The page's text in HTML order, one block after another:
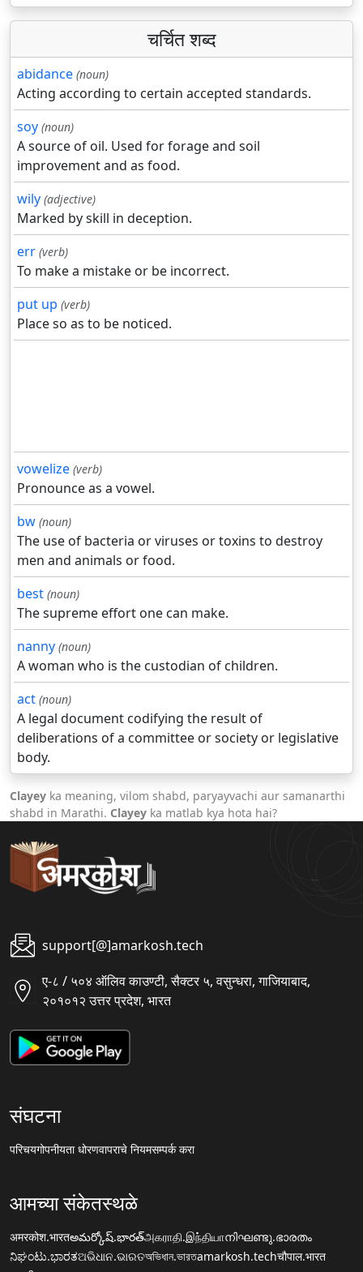
चर्चित शब्द
abidance (noun)
Acting according to certain accepted standards.
soy (noun)
A source of oil. Used for forage and soil
improvement and as food.
wily (adjective)
Marked by skill in deception.
err (verb)
To make a mistake or be incorrect.
put up (verb)
Place so as to be noticed.
vowelize (verb)
Pronounce as a vowel.
bw (noun)
The use of bacteria or viruses or toxins to destroy
men and animals or food.
best (noun)
The supreme effort one can make.
nanny (noun)
A woman who is the custodian of children.
act (noun)
A legal document codifying the result of
deliberations of a committee or society or legislative
body.
Clayey ka meaning, vilom shabd, paryayvachi aur samanarthi
shabd in Marathi. Clayey ka matlab kya hota hai?
support[@]amarkosh.tech
ए-८ / ५०४ ऑलिव काउण्टी, सैक्टर ५, वसुन्धरा, गाजियाबाद,
२०१०१२ उत्तर प्रदेश, भारत
संघटना
परिचयगोपनीयता धोरणवापराचे नियमसम्पर्क करा
आमच्या संकेतस्थळे
अमरकोश.भारतఅమర్కోష్.భారత్அகராதி.இந்தியாനിഘണ്ടു.ഭാരതം
ನಿಘಂಟು.ಭಾರತଅଭିଧାନ.ଭାରତঅভিধান.ভারতamarkosh.techचौपाल.भारत